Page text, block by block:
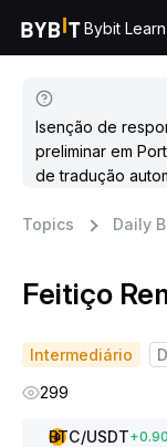
Bybit Learn
Isenção de
preliminar em
de tradução
Topics
Daily
Feitiço
Intermediário
299
BTC/USDT+0.90